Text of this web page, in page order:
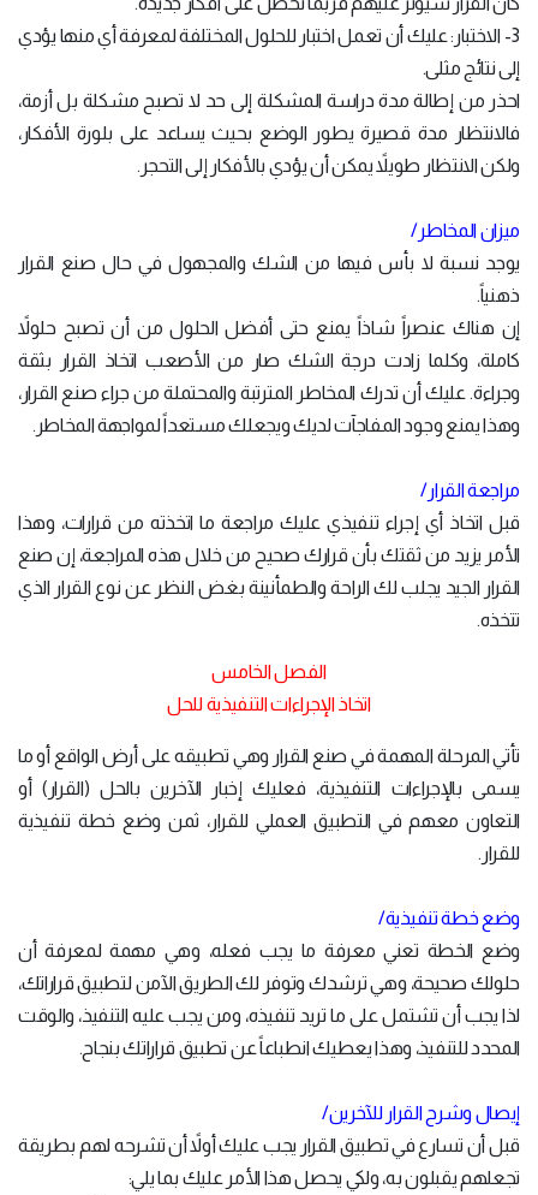
3- الاختبار: عليك أن تعمل اختبار للحلول المختلفة لمعرفة أي منها يؤدي
إلى نتائج مثلى.
احذر من إطالة مدة دراسة المشكلة إلى حد لا تصبح مشكلة بل أزمة،
فالانتظار مدة قصيرة يطور الوضع بحيث يساعد على بلورة الأفكار،
ولكن الانتظار طويلاً يمكن أن يؤدي بالأفكار إلى التحجر.
ميزان المخاطر/
يوجد نسبة لا بأس فيها من الشك والمجهول في حال صنع القرار
ذهنياً.
إن هناك عنصراً شاذاً يمنع حتى أفضل الحلول من أن تصبح حلولاً
كاملة، وكلما زادت درجة الشك صار من الأصعب اتخاذ القرار بثقة
وجراءة. عليك أن تدرك المخاطر المترتبة والمحتملة من جراء صنع القرار،
وهذا يمنع وجود المفاجآت لديك ويجعلك مستعداً لمواجهة المخاطر.
مراجعة القرار/
قبل اتخاذ أي إجراء تنفيذي عليك مراجعة ما اتخذته من قرارات، وهذا
الأمر يزيد من ثقتك بأن قرارك صحيح من خلال هذه المراجعة، إن صنع
القرار الجيد يجلب لك الراحة والطمأنينة بغض النظر عن نوع القرار الذي
تتخذه.
الفصل الخامس
اتخاذ الإجراءات التنفيذية للحل
تأتي المرحلة المهمة في صنع القرار وهي تطبيقه على أرض الواقع أو ما
يسمى بالإجراءات التنفيذية، فعليك إخبار الآخرين بالحل (القرار) أو
التعاون معهم في التطبيق العملي للقرار، ثمن وضع خطة تنفيذية
للقرار.
وضع خطة تنفيذية/
وضع الخطة تعني معرفة ما يجب فعله، وهي مهمة لمعرفة أن
حلولك صحيحة، وهي ترشدك وتوفر لك الطريق الآمن لتطبيق قراراتك،
لذا يجب أن تشتمل على ما تريد تنفيذه، ومن يجب عليه التنفيذ، والوقت
المحدد للتنفيذ، وهذا يعطيك انطباعاً عن تطبيق قراراتك بنجاح.
إيصال وشرح القرار للآخرين/
قبل أن تسارع في تطبيق القرار يجب عليك أولاً أن تشرحه لهم بطريقة
تجعلهم يقبلون به، ولكي يحصل هذا الأمر عليك بما يلي: